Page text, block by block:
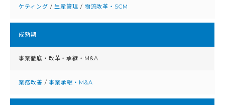
ケティング /生産管理 / 物流改革・SCM
成熟期
事業徹底・改⾰・承継・M&A
業務改善 /事業承継・M&A